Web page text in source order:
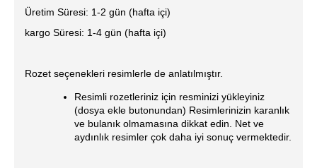
Üretim Süresi: 1-2 gün (hafta içi)
kargo Süresi: 1-4 gün (hafta içi)
Rozet seçenekleri resimlerle de anlatılmıştır.
Resimli rozetleriniz için resminizi yükleyiniz
(dosya ekle butonundan) Resimlerinizin karanlık
ve bulanık olmamasına dikkat edin. Net ve
aydınlık resimler çok daha iyi sonuç vermektedir.